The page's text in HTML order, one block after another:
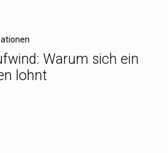
Warum sich ein
lohnt